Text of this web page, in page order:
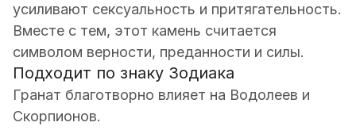
усиливают сексуальность и притягательность.
Вместе с тем, этот камень считается
символом верности, преданности и силы.
Подходит по знаку Зодиака
Гранат благотворно влияет на Водолеев и
Скорпионов.